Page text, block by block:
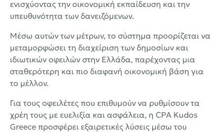
ενισχύοντας την οικονομική εκπαίδευση και την
υπευθυνότητα των δανειζόμενων.
Μέσω αυτών των μέτρων, το σύστημα προορίζεται να
μεταμορφώσει τη διαχείριση των δημοσίων και
ιδιωτικών οφειλών στην Ελλάδα, παρέχοντας μια
σταθερότερη και πιο διαφανή οικονομική βάση για
το μέλλον.
Για τους οφειλέτες που επιθυμούν να ρυθμίσουν τα
χρέη τους με ευελιξία και ασφάλεια, η CPA Kudos
Greece προσφέρει εξαιρετικές λύσεις μέσω του